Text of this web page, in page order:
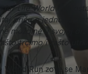
Life World Run
priču o jednoj
moždine u svojoj
trčimo i zašto
Run zove se